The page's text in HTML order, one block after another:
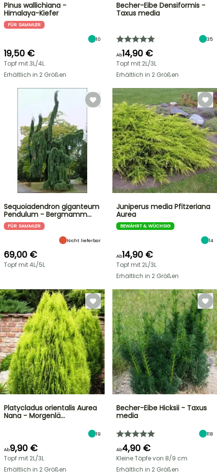
Pinus wallichiana -
Himalaya-Kiefer
FÜR SAMMLER
10
19,50 €
Topf mit 3L/4L
Erhältlich in 2 Größen
Becher-Eibe Densiformis -
Taxus media
35
Ab14,90 €
Topf mit 2L/3L
Erhältlich in 2 Größen
Sequoiadendron giganteum
Pendulum - Bergmamm…
FÜR SAMMLER
Nicht lieferbar
69,00 €
Topf mit 4L/5L
Juniperus media Pfitzeriana
Aurea
BEWÄHRT & WÜCHSIG
14
Ab14,90 €
Topf mit 2L/3L
Erhältlich in 2 Größen
Platycladus orientalis Aurea
Nana - Morgenlä…
19
Ab9,90 €
Topf mit 2L/3L
Erhältlich in 2 Größen
Becher-Eibe Hicksii - Taxus
media
118
Ab4,90 €
Kleine Töpfe von 8/9 cm
Erhältlich in 2 Größen